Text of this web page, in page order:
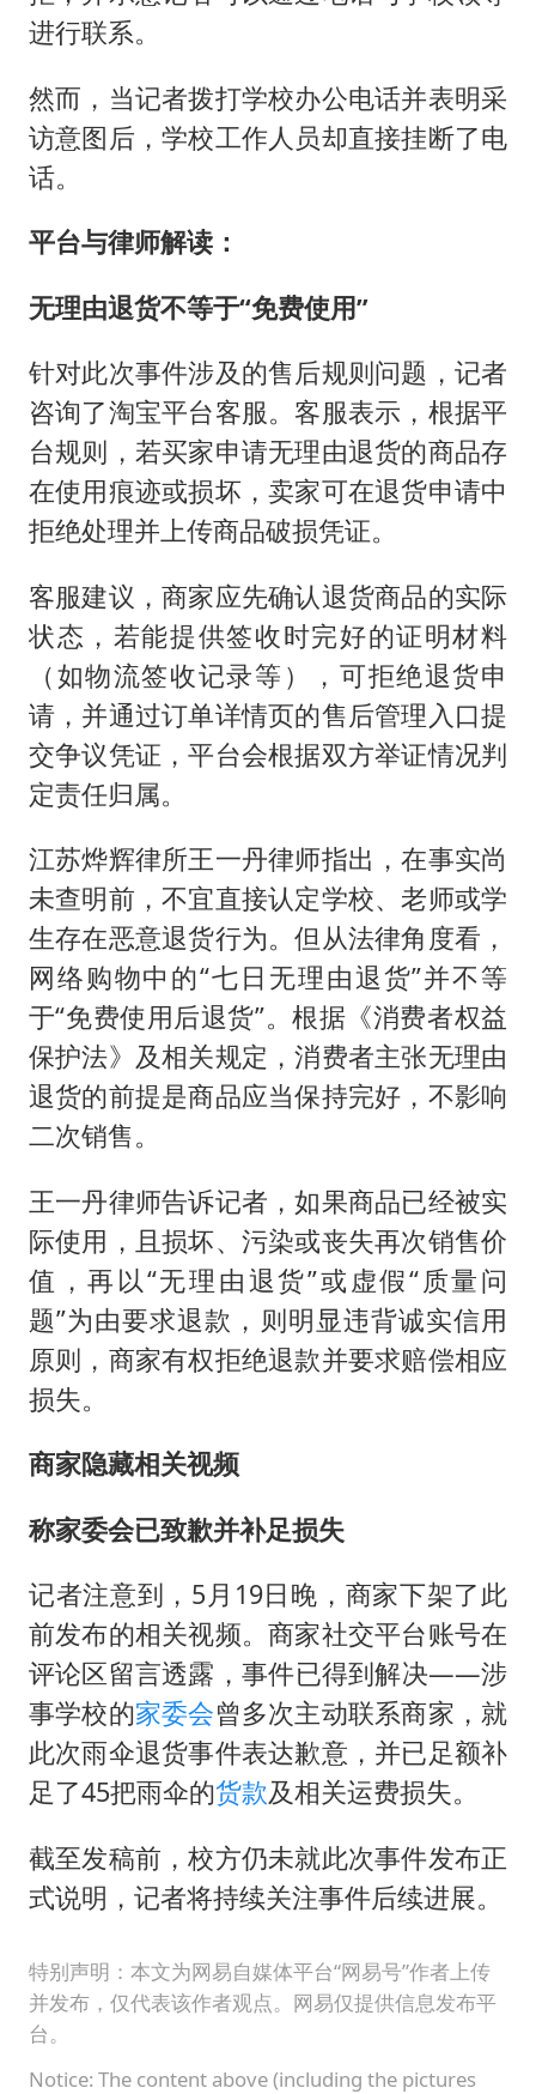
进行联系。
然而，当记者拨打学校办公电话并表明采
访意图后，学校工作人员却直接挂断了电
话。
平台与律师解读：
无理由退货不等于“免费使用”
针对此次事件涉及的售后规则问题，记者
咨询了淘宝平台客服。客服表示，根据平
台规则，若买家申请无理由退货的商品存
在使用痕迹或损坏，卖家可在退货申请中
拒绝处理并上传商品破损凭证。
客服建议，商家应先确认退货商品的实际
状态，若能提供签收时完好的证明材料
（如物流签收记录等），可拒绝退货申
请，并通过订单详情页的售后管理入口提
交争议凭证，平台会根据双方举证情况判
定责任归属。
江苏烨辉律所王一丹律师指出，在事实尚
未查明前，不宜直接认定学校、老师或学
生存在恶意退货行为。但从法律角度看，
网络购物中的“七日无理由退货”并不等
于“免费使用后退货”。根据《消费者权益
保护法》及相关规定，消费者主张无理由
退货的前提是商品应当保持完好，不影响
二次销售。
王一丹律师告诉记者，如果商品已经被实
际使用，且损坏、污染或丧失再次销售价
值，再以“无理由退货”或虚假“质量问
题”为由要求退款，则明显违背诚实信用
原则，商家有权拒绝退款并要求赔偿相应
损失。
商家隐藏相关视频
称家委会已致歉并补足损失
记者注意到，5月19日晚，商家下架了此
前发布的相关视频。商家社交平台账号在
评论区留言透露，事件已得到解决——涉
事学校的家委会曾多次主动联系商家，就
此次雨伞退货事件表达歉意，并已足额补
足了45把雨伞的货款及相关运费损失。
截至发稿前，校方仍未就此次事件发布正
式说明，记者将持续关注事件后续进展。
特别声明：本文为网易自媒体平台“网易号”作者上传
并发布，仅代表该作者观点。网易仅提供信息发布平
台。
Notice: The content above (including the pictures